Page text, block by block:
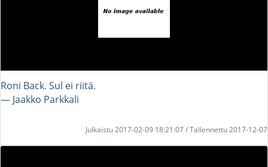
Roni Back. Sul ei riitä.
― Jaakko Parkkali
Julkaistu 2017-02-09 18:21:07 / Tallennettu 2017-12-07